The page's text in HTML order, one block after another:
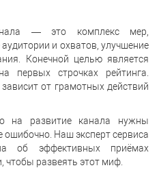
— это комплекс мер,
и охватов, улучшение
Конечной целью является
первых строчках рейтинга.
от грамотных действий
на развитие канала нужны
ошибочно. Наш эксперт сервиса
об эффективных приёмах
чтобы развеять этот миф.